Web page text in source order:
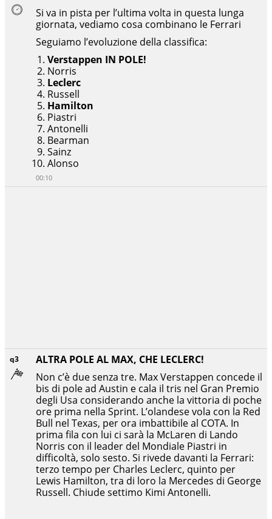
q3
ALTRA POLE AL MAX, CHE LECLERC!
Non c’è due senza tre. Max Verstappen concede il
bis di pole ad Austin e cala il tris nel Gran Premio
degli Usa considerando anche la vittoria di poche
ore prima nella Sprint. L’olandese vola con la Red
Bull nel Texas, per ora imbattibile al COTA. In
prima fila con lui ci sarà la McLaren di Lando
Norris con il leader del Mondiale Piastri in
difficoltà, solo sesto. Si rivede davanti la Ferrari:
terzo tempo per Charles Leclerc, quinto per
Lewis Hamilton, tra di loro la Mercedes di George
Russell. Chiude settimo Kimi Antonelli.
Si va in pista per l’ultima volta in questa lunga
giornata, vediamo cosa combinano le Ferrari
Seguiamo l’evoluzione della classifica:
Verstappen IN POLE!
Norris
Leclerc
Russell
Hamilton
Piastri
Antonelli
Bearman
Sainz
Alonso
00:10